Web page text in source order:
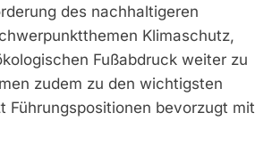
des nachhaltigeren
Klimaschutz,
Fußabdruck weiter zu
zudem zu den wichtigsten
Führungspositionen bevorzugt mit